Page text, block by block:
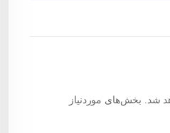
شد. بخش‌های موردنیاز